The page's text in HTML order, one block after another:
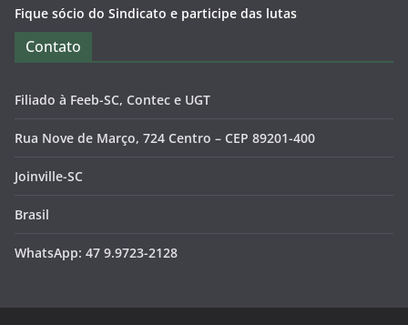
Fique sócio do Sindicato e participe das lutas
Contato
Filiado à Feeb-SC, Contec e UGT
Rua Nove de Março, 724 Centro – CEP 89201-400
Joinville-SC
Brasil
WhatsApp: 47 9.9723-2128